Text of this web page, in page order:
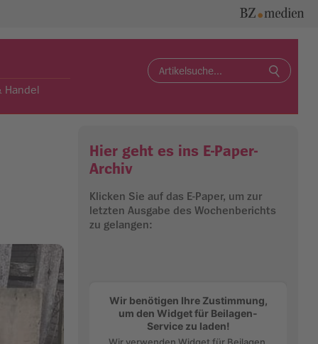
Handel
Search
for:
Hier geht es ins E-Paper-
Archiv
Klicken Sie auf das E-Paper, um zur
letzten Ausgabe des Wochenberichts
zu gelangen:
Wir benötigen Ihre Zustimmung,
um den Widget für Beilagen-
Service zu laden!